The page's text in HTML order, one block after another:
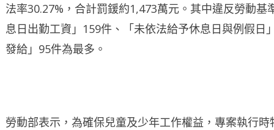
法率30.27%，合計罰鍰約1,473萬元。其中違反勞動
息日出勤工資」159件、「未依法給予休息日與例假日
發給」95件為最多。
勞動部表示，為確保兒童及少年工作權益，專案執行